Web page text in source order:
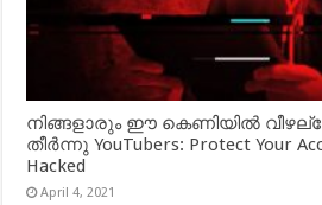
നിങ്ങളാരും ഈ കെണിയിൽ
തീർന്നു YouTubers: Protect Your
Hacked
April 4, 2021